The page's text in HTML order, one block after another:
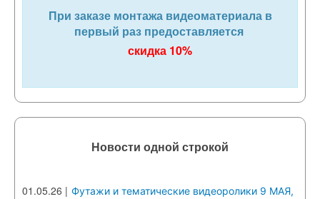
При заказе монтажа видеоматериала в
первый раз предоставляется
скидка 10%
Новости одной строкой
01.05.26 | Футажи и тематические видеоролики 9 МАЯ,